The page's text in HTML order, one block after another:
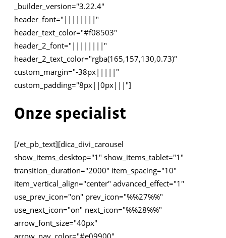
_builder_version="3.22.4"
header_font="||||||||"
header_text_color="#f08503"
header_2_font="||||||||"
header_2_text_color="rgba(165,157,130,0.73)"
custom_margin="-38px|||||"
custom_padding="8px||0px|||"]
Onze specialist
[/et_pb_text][dica_divi_carousel
show_items_desktop="1" show_items_tablet="1"
transition_duration="2000" item_spacing="10"
item_vertical_align="center" advanced_effect="1"
use_prev_icon="on" prev_icon="%%27%%"
use_next_icon="on" next_icon="%%28%%"
arrow_font_size="40px"